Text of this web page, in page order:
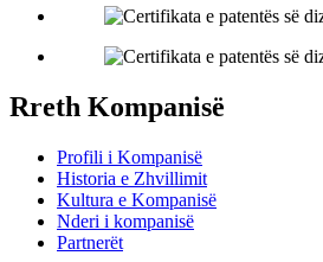
Rreth Kompanisë
Profili i Kompanisë
Historia e Zhvillimit
Kultura e Kompanisë
Nderi i kompanisë
Partnerët